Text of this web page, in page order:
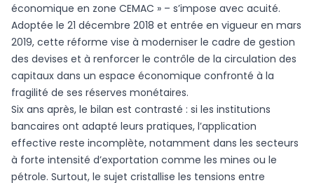
économique en zone CEMAC » – s’impose avec acuité.
Adoptée le 21 décembre 2018 et entrée en vigueur en mars
2019, cette réforme vise à moderniser le cadre de gestion
des devises et à renforcer le contrôle de la circulation des
capitaux dans un espace économique confronté à la
fragilité de ses réserves monétaires.
Six ans après, le bilan est contrasté : si les institutions
bancaires ont adapté leurs pratiques, l’application
effective reste incomplète, notamment dans les secteurs
à forte intensité d’exportation comme les mines ou le
pétrole. Surtout, le sujet cristallise les tensions entre